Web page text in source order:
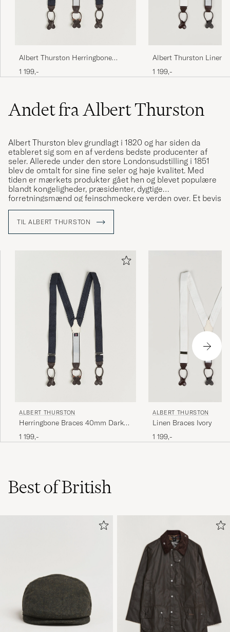
Albert Thurston Herringbone
Braces 40mm Dark Blue
1 199,-
Albert Thurston Linen
1 199,-
Andet fra Albert Thurston
Albert Thurston blev grundlagt i 1820 og har siden da
etableret sig som en af verdens bedste producenter af
seler. Allerede under den store Londonsudstilling i 1851
blev de omtalt for sine fine seler og høje kvalitet. Med
tiden er mærkets produkter gået hen og blevet populære
blandt kongeligheder, præsidenter, dygtige
forretningsmænd og feinschmeckere verden over. Et bevis
på produkternes høje kvalitet.
TIL ALBERT THURSTON
ALBERT THURSTON
Herringbone Braces 40mm Dark
Blue
1 199,-
ALBERT THURSTON
Linen Braces Ivory
1 199,-
Best of British